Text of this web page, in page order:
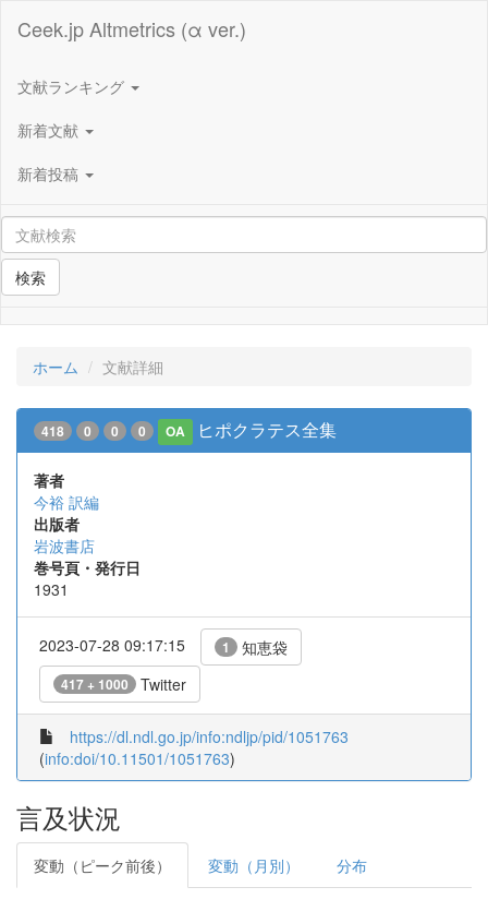
Ceek.jp Altmetrics (α ver.)
文献ランキング
新着文献
新着投稿
検索
ホーム 文献詳細
418 0 0 0 OA ヒポクラテス全集
著者
今裕 訳編
出版者
岩波書店
巻号頁・発行日
1931
2023-07-28 09:17:15 1 知恵袋
417 + 1000 Twitter
https://dl.ndl.go.jp/info:ndljp/pid/1051763
(info:doi/10.11501/1051763)
言及状況
変動（ピーク前後） 変動（月別） 分布